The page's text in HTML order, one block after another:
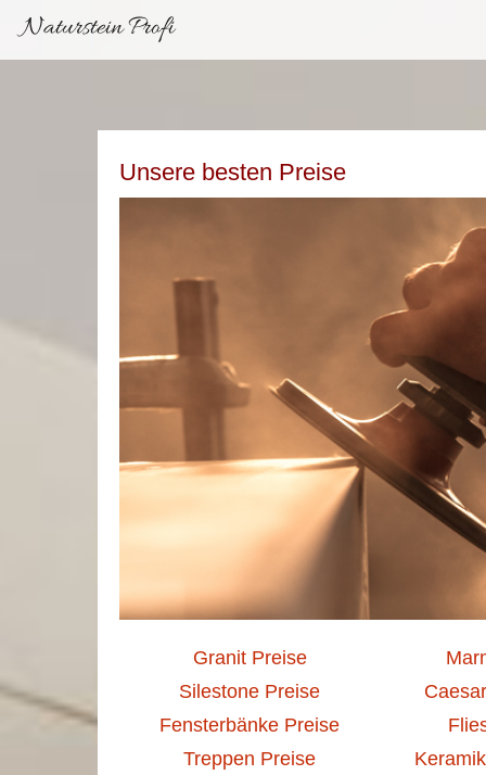
Naturstein Profi
Unsere besten Preise
Granit Preise
Silestone Preise
Fensterbänke Preise
Treppen Preise